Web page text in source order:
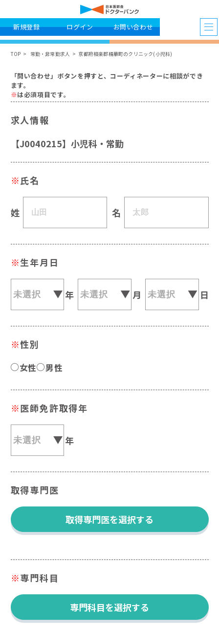
新規登録 ログイン お問い合わせ
TOP 常勤・非常勤求人 京都府相楽郡精華町のクリニック(小児科)
「問い合わせ」ボタンを押すと、コーディネーターに相談ができ
ます。
※は必須項目です。
求人情報
【J0040215】小児科・常勤
※氏名
姓 名
※生年月日
年 月 日
※性別
女性 男性
※医師免許取得年
年
取得専門医
取得専門医を選択する
※専門科目
専門科目を選択する